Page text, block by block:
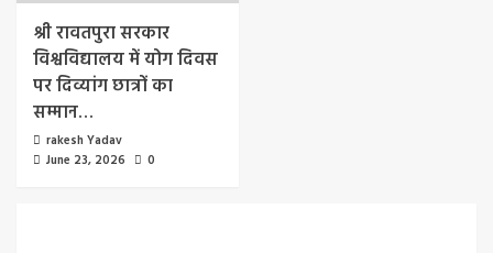
श्री रावतपुरा सरकार
विश्वविद्यालय में योग दिवस
पर दिव्यांग छात्रों का
सम्मान…
rakesh Yadav
June 23, 2026
0